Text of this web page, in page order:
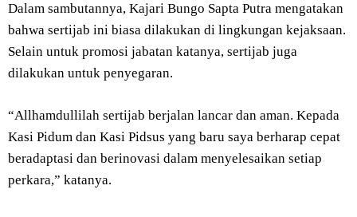
Dalam sambutannya, Kajari Bungo Sapta Putra mengatakan
bahwa sertijab ini biasa dilakukan di lingkungan kejaksaan.
Selain untuk promosi jabatan katanya, sertijab juga
dilakukan untuk penyegaran.
“Allhamdullilah sertijab berjalan lancar dan aman. Kepada
Kasi Pidum dan Kasi Pidsus yang baru saya berharap cepat
beradaptasi dan berinovasi dalam menyelesaikan setiap
perkara,” katanya.